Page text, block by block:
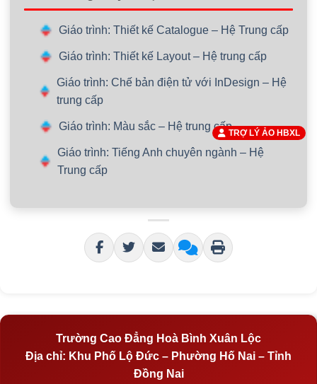
Giáo trình: Thiết kế Catalogue – Hệ Trung cấp
Giáo trình: Thiết kế Layout – Hệ trung cấp
Giáo trình: Chế bản điện tử với InDesign – Hệ
trung cấp
Giáo trình: Màu sắc – Hệ trung cấp
Giáo trình: Tiếng Anh chuyên ngành – Hệ
Trung cấp
Trường Cao Đẳng Hoà Bình Xuân Lộc
Địa chỉ: Khu Phố Lộ Đức – Phường Hố Nai – Tỉnh
Đồng Nai
TRỢ LÝ ẢO HBXL